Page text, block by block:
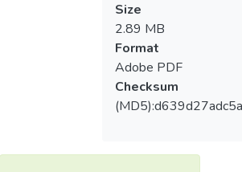
Size
2.89 MB
Format
Adobe PDF
Checksum